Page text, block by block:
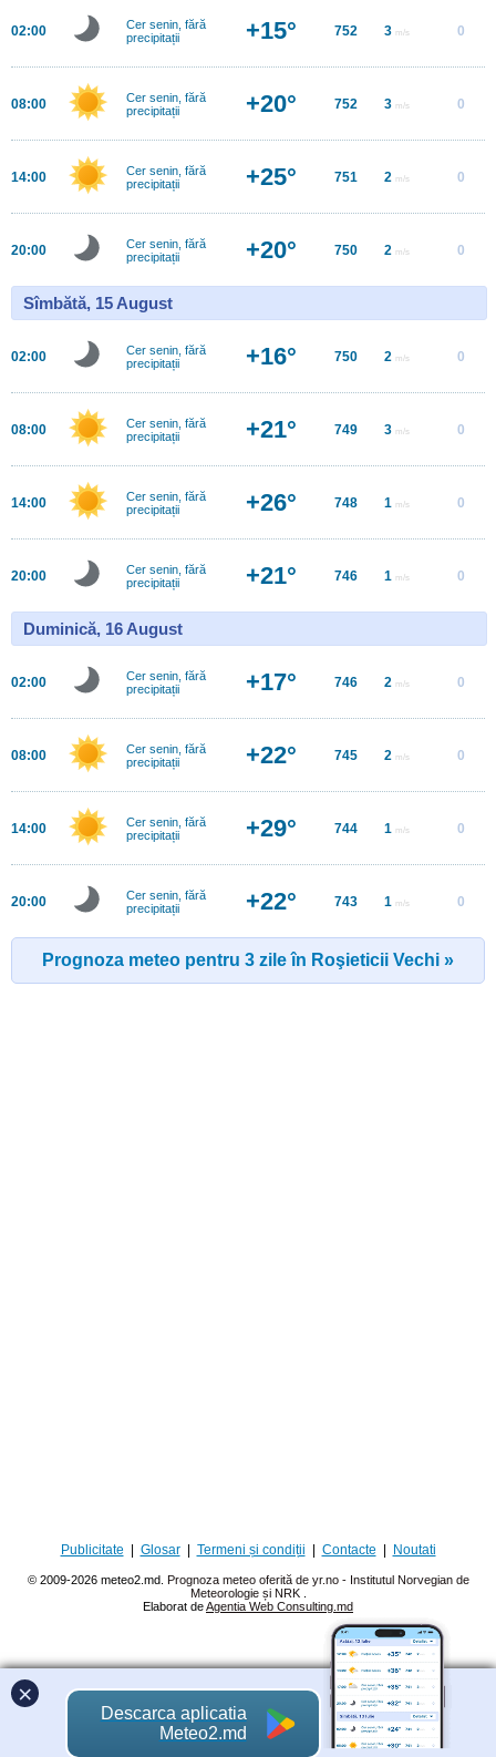
02:00
Cer senin, fără
precipitații
+15° 752 3 m/s 0
08:00
Cer senin, fără
precipitații
+20° 752 3 m/s 0
14:00
Cer senin, fără
precipitații
+25° 751 2 m/s 0
20:00
Cer senin, fără
precipitații
+20° 750 2 m/s 0
Sîmbătă, 15 August
02:00
Cer senin, fără
precipitații
+16° 750 2 m/s 0
08:00
Cer senin, fără
precipitații
+21° 749 3 m/s 0
14:00
Cer senin, fără
precipitații
+26° 748 1 m/s 0
20:00
Cer senin, fără
precipitații
+21° 746 1 m/s 0
Duminică, 16 August
02:00
Cer senin, fără
precipitații
+17° 746 2 m/s 0
08:00
Cer senin, fără
precipitații
+22° 745 2 m/s 0
14:00
Cer senin, fără
precipitații
+29° 744 1 m/s 0
20:00
Cer senin, fără
precipitații
+22° 743 1 m/s 0
Prognoza meteo pentru 3 zile în Roşieticii Vechi »
Publicitate Glosar| Termeni și condiții Contacte Noutati
© 2009-2026 meteo2.md. Prognoza meteo oferită de yr.no - Institutul Norvegian de
Meteorologie și NRK
Elaborat deAgentia Web Consulting.md
×
Descarca aplicatia
Meteo2.md